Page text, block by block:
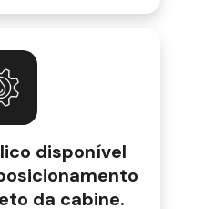
disponível
da cabine.